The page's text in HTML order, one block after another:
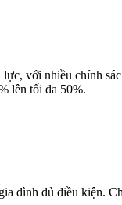
với nhiều chính
lên tối đa 50%.
đình đủ điều kiện.